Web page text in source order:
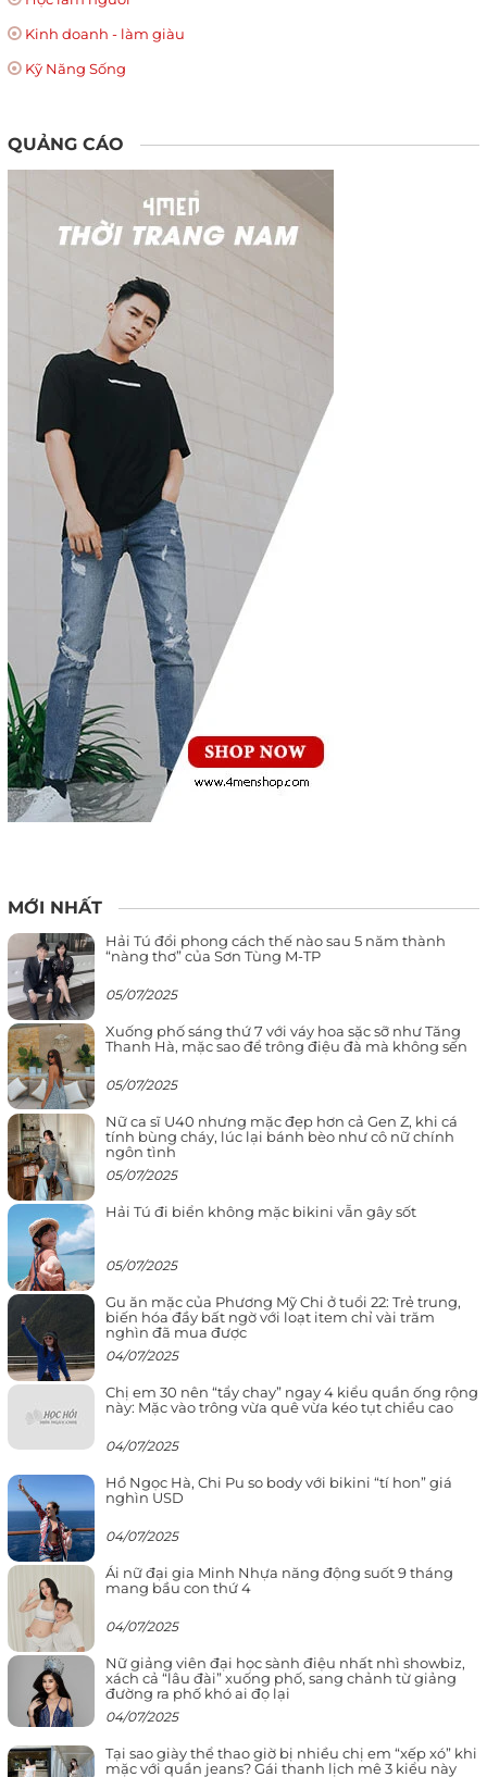
Kinh doanh - làm giàu
Kỹ Năng Sống
QUẢNG CÁO
MỚI NHẤT
Hải Tú đổi phong cách thế nào sau 5 năm thành
“nàng thơ” của Sơn Tùng M-TP
05/07/2025
Xuống phố sáng thứ 7 với váy hoa sặc sỡ như Tăng
Thanh Hà, mặc sao để trông điệu đà mà không sến
05/07/2025
Nữ ca sĩ U40 nhưng mặc đẹp hơn cả Gen Z, khi cá
tính bùng cháy, lúc lại bánh bèo như cô nữ chính
ngôn tình
05/07/2025
Hải Tú đi biển không mặc bikini vẫn gây sốt
05/07/2025
Gu ăn mặc của Phương Mỹ Chi ở tuổi 22: Trẻ trung,
biến hóa đầy bất ngờ với loạt item chỉ vài trăm
nghìn đã mua được
04/07/2025
Chị em 30 nên “tẩy chay” ngay 4 kiểu quần ống rộng
này: Mặc vào trông vừa quê vừa kéo tụt chiều cao
04/07/2025
Hồ Ngọc Hà, Chi Pu so body với bikini “tí hon” giá
nghìn USD
04/07/2025
Ái nữ đại gia Minh Nhựa năng động suốt 9 tháng
mang bầu con thứ 4
04/07/2025
Nữ giảng viên đại học sành điệu nhất nhì showbiz,
xách cả “lâu đài” xuống phố, sang chảnh từ giảng
đường ra phố khó ai đọ lại
04/07/2025
Tại sao giày thể thao giờ bị nhiều chị em “xếp xó” khi
mặc với quần jeans? Gái thanh lịch mê 3 kiểu này